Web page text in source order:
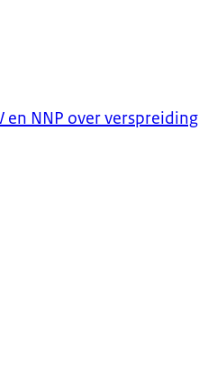
NNP over verspreiding